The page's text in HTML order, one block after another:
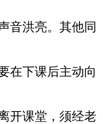
音洪亮。其他同
在下课后主动向
开课堂，须经老